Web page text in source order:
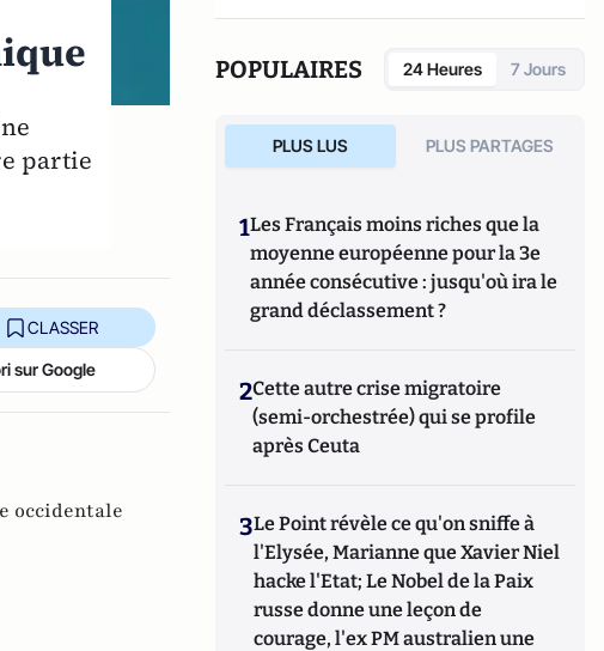
partie
CLASSER
sur Google
occidentale
POPULAIRES 24 Heures 7 Jours
PLUS LUS PLUS PARTAGES
1Les Français moins riches que la
moyenne européenne pour la 3e
année consécutive : jusqu'où ira le
grand déclassement ?
2Cette autre crise migratoire
(semi-orchestrée) qui se profile
après Ceuta
3Le Point révèle ce qu'on sniffe à
l'Elysée, Marianne que Xavier Niel
hacke l'Etat; Le Nobel de la Paix
russe donne une leçon de
courage, l'ex PM australien une